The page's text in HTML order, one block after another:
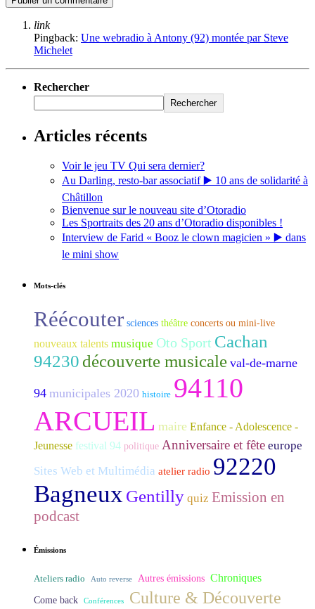
link
Pingback: Une webradio à Antony (92) montée par Steve
Michelet
Rechercher
Rechercher
Articles récents
Voir le jeu TV Qui sera dernier?
Au Darling, resto-bar associatif ▶️ 10 ans de solidarité à
Châtillon
Bienvenue sur le nouveau site d’Otoradio
Les Sportraits des 20 ans d’Otoradio disponibles !
Interview de Farid « Booz le clown magicien » ▶️ dans
le mini show
Mots-clés
Réécouter sciences théâtre concerts ou mini-live
nouveaux talents musique Oto Sport Cachan
94230 découverte musicale val-de-marne
94 municipales 2020 histoire 94110
ARCUEIL maire Enfance - Adolescence -
Jeunesse festival 94 politique Anniversaire et fête europe
Sites Web et Multimédia atelier radio 92220
Bagneux Gentilly quiz Emission en
podcast
Émissions
Ateliers radio Auto reverse Autres émissions Chroniques
Come back Conférences Culture & Découverte